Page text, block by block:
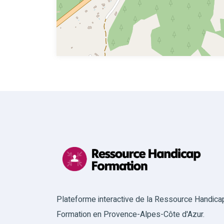
Plateforme interactive de la Ressource
Formation en Provence-Alpes-Côte d'Azur.